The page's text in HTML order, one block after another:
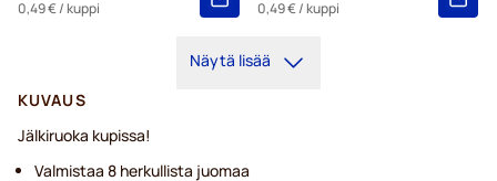
0,49 €/ kuppi 0,49 €/ kuppi
Näytä lisää
KUVAUS
Jälkiruoka kupissa!
Valmistaa 8 herkullista juomaa